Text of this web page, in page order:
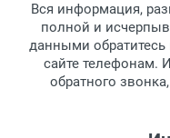
Перечисление
Для
обязательно
Заказ
рабочих
Вся информация,
полной и
данными
сайте телефонам.
обратного